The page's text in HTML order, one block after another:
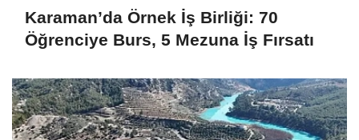
Karaman’da Örnek İş Birliği: 70
Öğrenciye Burs, 5 Mezuna İş Fırsatı